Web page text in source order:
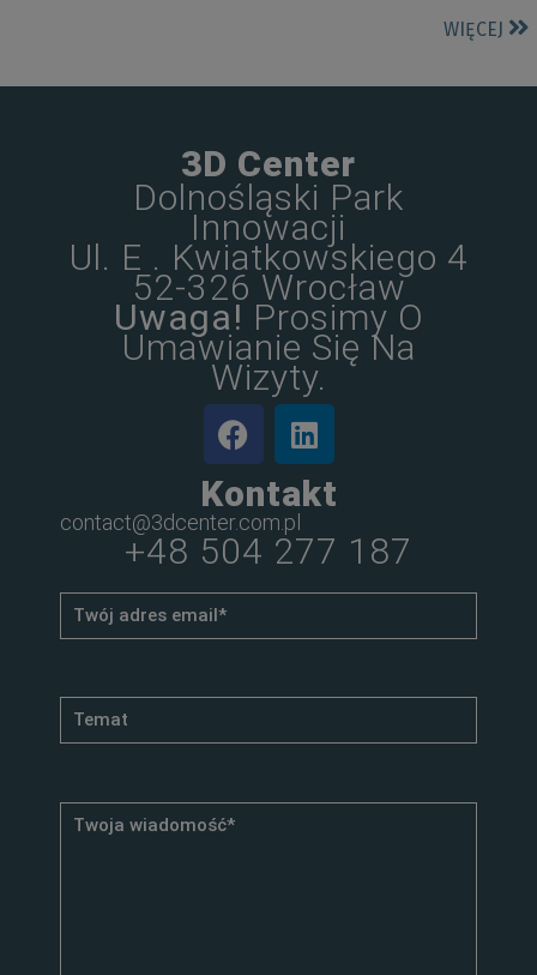
WIĘCEJ
3D Center
Dolnośląski Park
Innowacji
Ul. E . Kwiatkowskiego 4
52-326 Wrocław
Uwaga! Prosimy O
Umawianie Się Na
Wizyty.
Kontakt
contact@3dcenter.com.pl
+48 504 277 187